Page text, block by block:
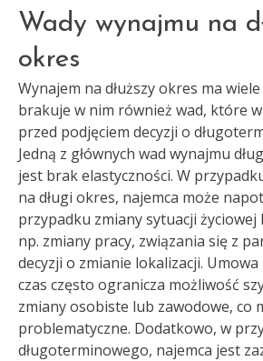
Wady wynajmu na
okres
Wynajem na dłuższy okres ma
brakuje w nim również wad, które
przed podjęciem decyzji o
Jedną z głównych wad wynajmu
jest brak elastyczności. W
na długi okres, najemca może
przypadku zmiany sytuacji życiowej
np. zmiany pracy, związania się z
decyzji o zmianie lokalizacji. Umowa
czas często ogranicza możliwość
zmiany osobiste lub zawodowe, co
problematyczne. Dodatkowo, w
długoterminowego, najemca jest